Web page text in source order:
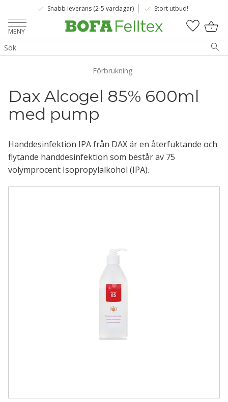
Meny
done Snabb leverans (2-5 vardagar) done Stort utbud!
Förbrukning
Dax Alcogel 85% 600ml
med pump
Handdesinfektion IPA från DAX är en återfuktande och
flytande handdesinfektion som består av 75
volymprocent Isopropylalkohol (IPA).